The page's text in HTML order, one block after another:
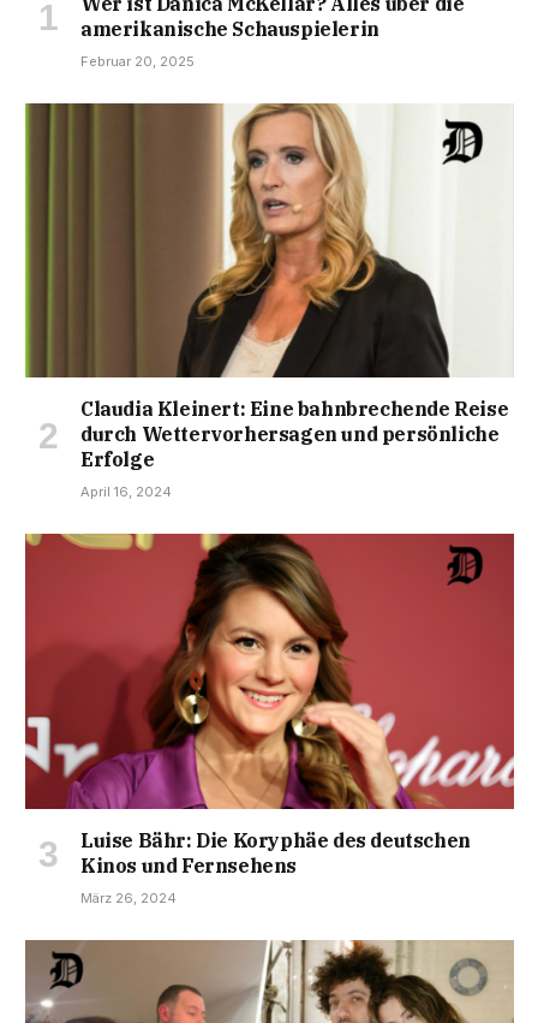
amerikanische Schauspielerin
Februar 20, 2025
Claudia Kleinert: Eine bahnbrechende Reise
durch Wettervorhersagen und persönliche
Erfolge
April 16, 2024
Luise Bähr: Die Koryphäe des deutschen
Kinos und Fernsehens
März 26, 2024